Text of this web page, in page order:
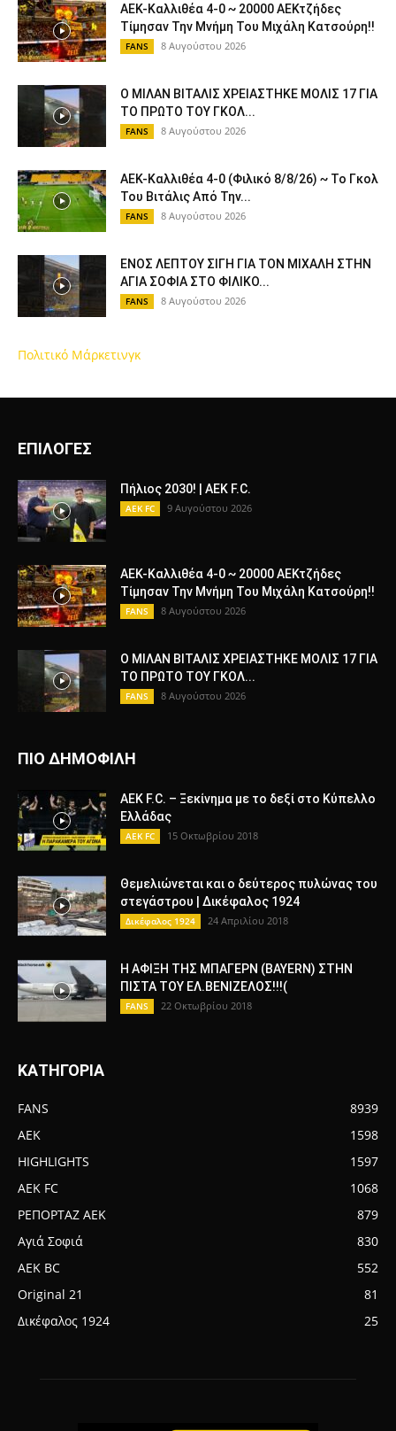
ΑΕΚ-Καλλιθέα 4-0 ~ 20000 ΑΕΚτζήδες
Τίμησαν Την Μνήμη Του Μιχάλη Κατσούρη!!
FANS 8 Αυγούστου 2026
Ο ΜΙΛΑΝ ΒΙΤΑΛΙΣ ΧΡΕΙΑΣΤΗΚΕ ΜΟΛΙΣ 17 ΓΙΑ
ΤΟ ΠΡΩΤΟ ΤΟΥ ΓΚΟΛ...
FANS 8 Αυγούστου 2026
ΑΕΚ-Καλλιθέα 4-0 (Φιλικό 8/8/26) ~ Το Γκολ
Του Βιτάλις Από Την...
FANS 8 Αυγούστου 2026
ΕΝΟΣ ΛΕΠΤΟΥ ΣΙΓΗ ΓΙΑ ΤΟΝ ΜΙΧΑΛΗ ΣΤΗΝ
ΑΓΙΑ ΣΟΦΙΑ ΣΤΟ ΦΙΛΙΚΟ...
FANS 8 Αυγούστου 2026
Πολιτικό Μάρκετινγκ
ΕΠΙΛΟΓΕΣ
Πήλιος 2030! | AEK F.C.
AEK FC 9 Αυγούστου 2026
ΑΕΚ-Καλλιθέα 4-0 ~ 20000 ΑΕΚτζήδες
Τίμησαν Την Μνήμη Του Μιχάλη Κατσούρη!!
FANS 8 Αυγούστου 2026
Ο ΜΙΛΑΝ ΒΙΤΑΛΙΣ ΧΡΕΙΑΣΤΗΚΕ ΜΟΛΙΣ 17 ΓΙΑ
ΤΟ ΠΡΩΤΟ ΤΟΥ ΓΚΟΛ...
FANS 8 Αυγούστου 2026
ΠΙΟ ΔΗΜΟΦΙΛΗ
AEK F.C. – Ξεκίνημα με το δεξί στο Κύπελλο
Ελλάδας
AEK FC 15 Οκτωβρίου 2018
Θεμελιώνεται και ο δεύτερος πυλώνας του
στεγάστρου | Δικέφαλος 1924
Δικέφαλος 1924 24 Απριλίου 2018
Η ΑΦΙΞΗ ΤΗΣ ΜΠΑΓΕΡΝ (BAYERN) ΣΤΗΝ
ΠΙΣΤΑ ΤΟΥ ΕΛ.ΒΕΝΙΖΕΛΟΣ!!!(
FANS 22 Οκτωβρίου 2018
ΚΑΤΗΓΟΡΙΑ
FANS
8939
AEK
1598
HIGHLIGHTS
1597
AEK FC
1068
ΡΕΠΟΡΤΑΖ ΑΕΚ
879
Αγιά Σοφιά
830
AEK BC
552
Original 21
81
Δικέφαλος 1924
25